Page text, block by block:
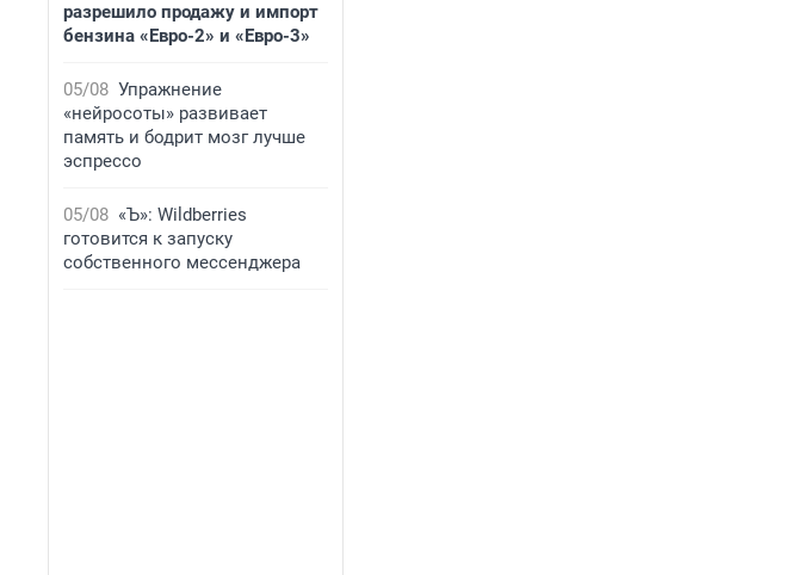
разрешило продажу и импорт
бензина «Евро-2» и «Евро-3»
05/08 Упражнение
«нейросоты» развивает
память и бодрит мозг лучше
эспрессо
05/08 «Ъ»: Wildberries
готовится к запуску
собственного мессенджера